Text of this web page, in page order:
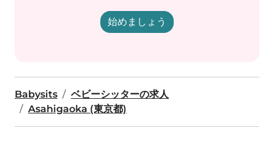
始めましょう
Babysits
ベビーシッターの求人
Asahigaoka (東京都)